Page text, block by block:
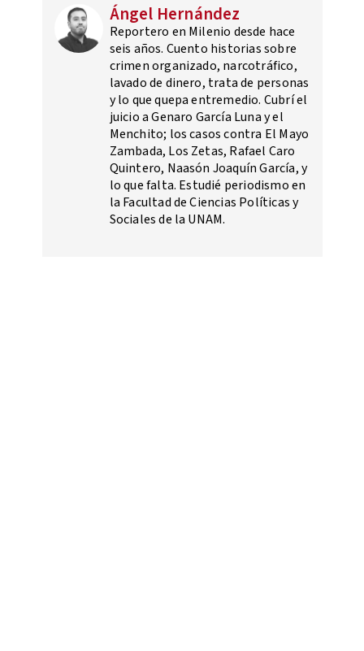
Ángel Hernández
Reportero en Milenio desde hace
seis años. Cuento historias sobre
crimen organizado, narcotráfico,
lavado de dinero, trata de personas
y lo que quepa entremedio. Cubrí el
juicio a Genaro García Luna y el
Menchito; los casos contra El Mayo
Zambada, Los Zetas, Rafael Caro
Quintero, Naasón Joaquín García, y
lo que falta. Estudié periodismo en
la Facultad de Ciencias Políticas y
Sociales de la UNAM.